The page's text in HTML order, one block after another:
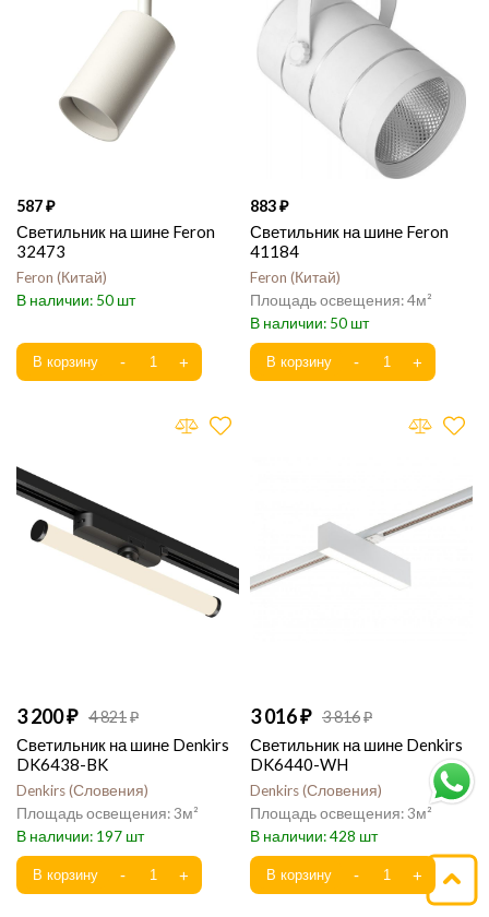
587
Светильник на шине Feron
32473
Feron Китай
50
883
Светильник на шине Feron
41184
Feron Китай
4
50
3 200 4 821
Светильник на шине Denkirs
DK6438-BK
Denkirs Словения
3
197
3 016 3 816
Светильник на шине Denkirs
DK6440-WH
Denkirs Словения
3
428